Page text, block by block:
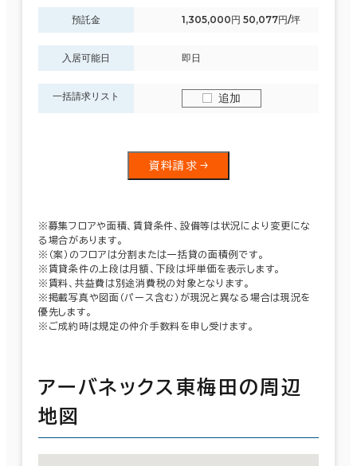
預託金 1,305,000円 50,077円/坪
入居可能日 即日
一括請求リスト 追加
資料請求
※募集フロアや面積、賃貸条件、設備等は状況により変更にな
る場合があります。
※（案）のフロアは分割または一括貸の面積例です。
※賃貸条件の上段は月額、下段は坪単価を表示します。
※賃料、共益費は別途消費税の対象となります。
※掲載写真や図面（パース含む）が現況と異なる場合は現況を
優先します。
※ご成約時は規定の仲介手数料を申し受けます。
アーバネックス東梅田の周辺
地図